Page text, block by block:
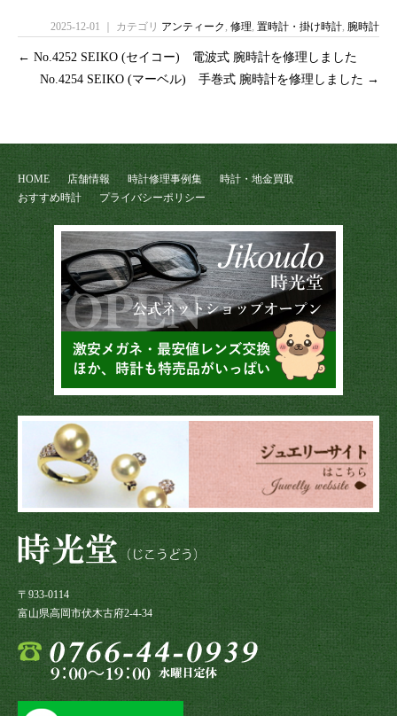
2025-12-01 ｜ カテゴリ アンティーク , 修理, 置時計・掛け時計, 腕時計
← No.4252 SEIKO (セイコー) 電波式 腕時計を修理しました
No.4254 SEIKO (マーベル) 手巻式 腕時計を修理しました →
HOME 店舗情報 時計修理事例集
時計・地金買取
おすすめ時計
プライバシーポリシー
〒933-0114
富山県高岡市伏木古府2-4-34